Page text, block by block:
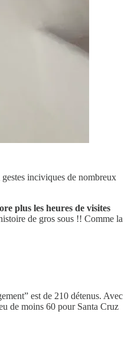
inciviques de nombreux
plus les heures de visites
de gros sous !! Comme la
est de 210 détenus. Avec
de moins 60 pour Santa Cruz